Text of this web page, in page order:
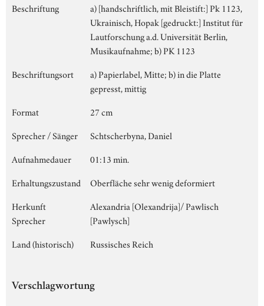
Beschriftung
a) [handschriftlich, mit Bleistift:] Pk 1123,
Ukrainisch, Hopak [gedruckt:] Institut für
Lautforschung a.d. Universität Berlin,
Musikaufnahme; b) PK 1123
Beschriftungsort
a) Papierlabel, Mitte; b) in die Platte
gepresst, mittig
Format
27 cm
Sprecher / Sänger
Schtscherbyna, Daniel
Aufnahmedauer
01:13 min.
Erhaltungszustand
Oberfläche sehr wenig deformiert
Herkunft
Sprecher
Alexandria [Olexandrija]/ Pawlisch
[Pawlysch]
Land (historisch)
Russisches Reich
Verschlagwortung